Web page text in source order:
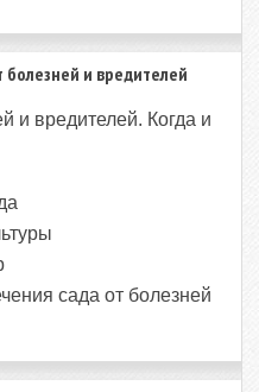
и вредителей
и вредителей. Когда и
сада от болезней